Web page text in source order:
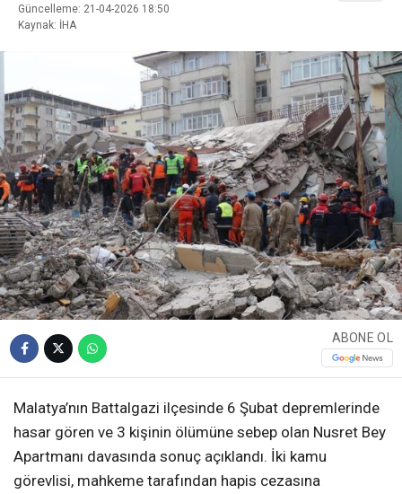
Güncelleme: 21-04-2026 18:50
Kaynak: İHA
ABONE OL
Malatya’nın Battalgazi ilçesinde 6 Şubat depremlerinde
hasar gören ve 3 kişinin ölümüne sebep olan Nusret Bey
Apartmanı davasında sonuç açıklandı. İki kamu
görevlisi, mahkeme tarafından hapis cezasına